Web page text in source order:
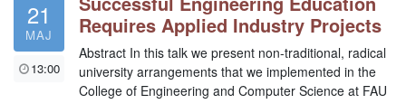
21
MAJ
13:00
Requires Applied Industry Projects
Abstract In this talk we present non-traditional, radical
university arrangements that we implemented in the
College of Engineering and Computer Science at FAU